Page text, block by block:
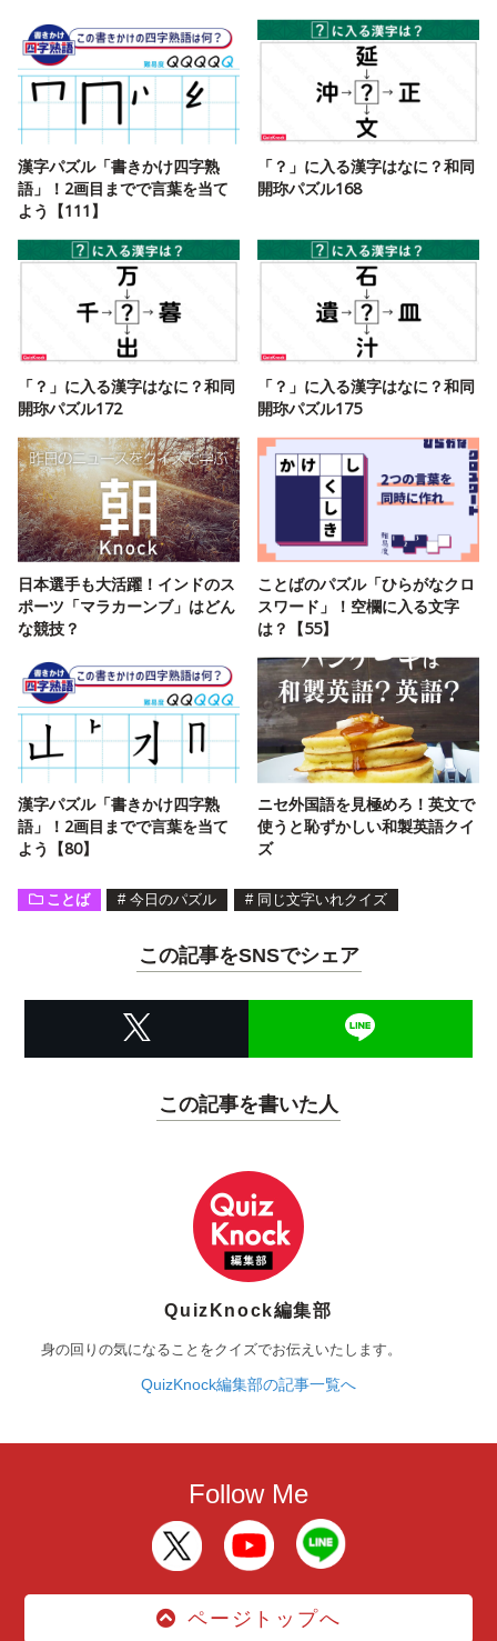
漢字パズル「書きかけ四字熟
語」！2画目までで言葉を当て
よう【111】
「？」に入る漢字はなに？和同
開珎パズル168
「？」に入る漢字はなに？和同
開珎パズル172
「？」に入る漢字はなに？和同
開珎パズル175
日本選手も大活躍！インドのス
ポーツ「マラカーンブ」はどん
な競技？
ことばのパズル「ひらがなクロ
スワード」！空欄に入る文字
は？【55】
漢字パズル「書きかけ四字熟
語」！2画目までで言葉を当て
よう【80】
ニセ外国語を見極めろ！英文で
使うと恥ずかしい和製英語クイ
ズ
ことば # 今日のパズル # 同じ文字いれクイズ
この記事をSNSでシェア
この記事を書いた人
QuizKnock編集部
身の回りの気になることをクイズでお伝えいたします。
QuizKnock編集部の記事一覧へ
Follow Me
ページトップへ